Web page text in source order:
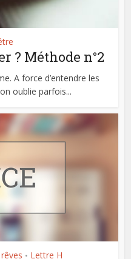
? Méthode n°2
A force d’entendre les
oublie parfois...
• Lettre H